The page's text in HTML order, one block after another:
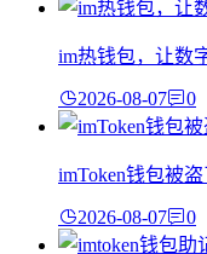
im热钱包，让数
2026-08-07 0
imToken钱包被
2026-08-07 0